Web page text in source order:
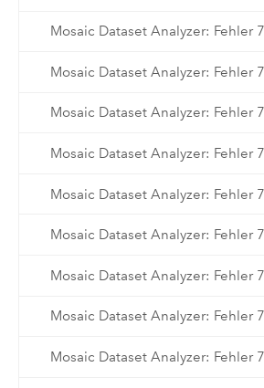
Mosaic Dataset Analyzer: Fehler
Mosaic Dataset Analyzer: Fehler
Mosaic Dataset Analyzer: Fehler
Mosaic Dataset Analyzer: Fehler
Mosaic Dataset Analyzer: Fehler
Mosaic Dataset Analyzer: Fehler
Mosaic Dataset Analyzer: Fehler
Mosaic Dataset Analyzer: Fehler
Mosaic Dataset Analyzer: Fehler